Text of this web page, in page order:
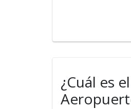
¿Cuál es